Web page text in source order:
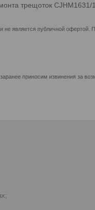
трещоток
является публичной офертой.
приносим извинения за